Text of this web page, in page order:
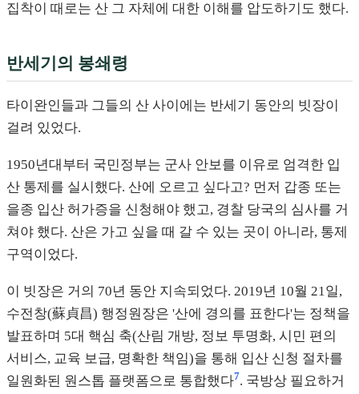
집착이 때로는 산 그 자체에 대한 이해를 압도하기도 했다.
반세기의 봉쇄령
타이완인들과 그들의 산 사이에는 반세기 동안의 빗장이
걸려 있었다.
1950년대부터 국민정부는 군사 안보를 이유로 엄격한 입
산 통제를 실시했다. 산에 오르고 싶다고? 먼저 갑종 또는
을종 입산 허가증을 신청해야 했고, 경찰 당국의 심사를 거
쳐야 했다. 산은 가고 싶을 때 갈 수 있는 곳이 아니라, 통제
구역이었다.
이 빗장은 거의 70년 동안 지속되었다. 2019년 10월 21일,
수전창(蘇貞昌) 행정원장은 '산에 경의를 표한다'는 정책을
발표하며 5대 핵심 축(산림 개방, 정보 투명화, 시민 편의
서비스, 교육 보급, 명확한 책임)을 통해 입산 신청 절차를
일원화된 원스톱 플랫폼으로 통합했다7. 국방상 필요하거